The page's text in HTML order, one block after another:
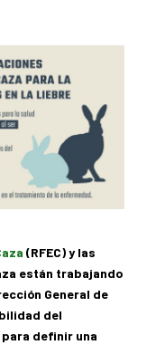
(RFEC) y las
están trabajando
General de
del
definir una